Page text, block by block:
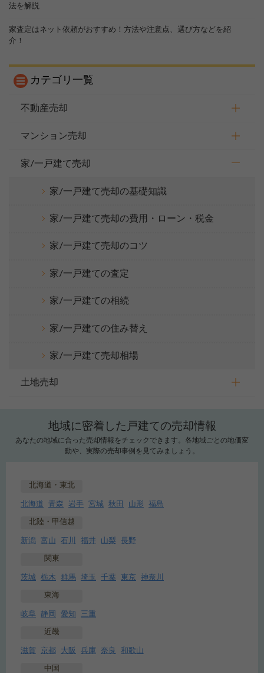
法を解説
家査定はネット依頼がおすすめ！方法や注意点、選び方などを紹
介！
カテゴリ一覧
不動産売却
マンション売却
家/一戸建て売却
家/一戸建て売却の基礎知識
家/一戸建て売却の費用・ローン・税金
家/一戸建て売却のコツ
家/一戸建ての査定
家/一戸建ての相続
家/一戸建ての住み替え
家/一戸建て売却相場
土地売却
地域に密着した戸建ての売却情報
あなたの地域に合った売却情報をチェックできます。各地域ごとの地価変
動や、実際の売却事例を見てみましょう。
北海道・東北
北海道 青森 岩手 宮城 秋田 山形 福島
北陸・甲信越
新潟 富山 石川 福井 山梨 長野
関東
茨城 栃木 群馬 埼玉 千葉 東京 神奈川
東海
岐阜 静岡 愛知 三重
近畿
滋賀 京都 大阪 兵庫 奈良 和歌山
中国